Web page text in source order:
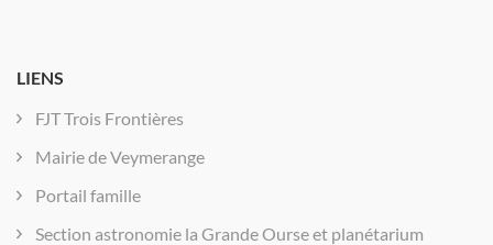
LIENS
FJT Trois Frontières
Mairie de Veymerange
Portail famille
Section astronomie la Grande Ourse et planétarium